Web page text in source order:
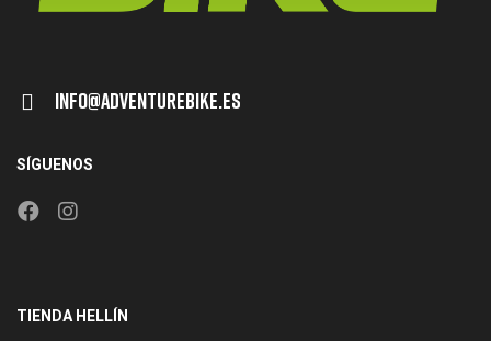
Info@adventurebike.es
SÍGUENOS
TIENDA HELLÍN